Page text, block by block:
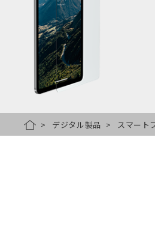
HOMEデジタル製品 スマート